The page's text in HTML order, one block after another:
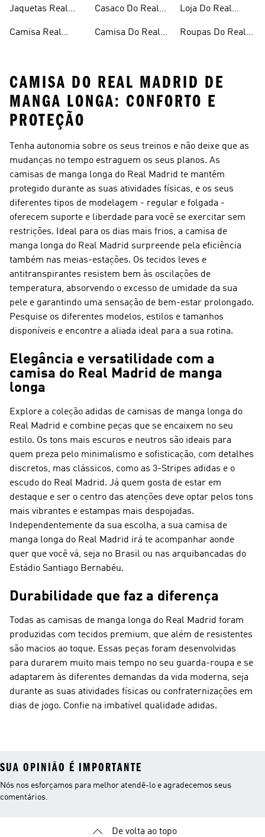
Jaquetas Real
Camisa Real
Casaco Do Real
Camisa Do Real
Loja Do Real
Roupas Do Real
CAMISA DO REAL MADRID DE
MANGA LONGA: CONFORTO E
PROTEÇÃO
Tenha autonomia sobre os seus treinos e não deixe que as
mudanças no tempo estraguem os seus planos. As
camisas de manga longa do Real Madrid te mantêm
protegido durante as suas atividades físicas, e os seus
diferentes tipos de modelagem - regular e folgada -
oferecem suporte e liberdade para você se exercitar sem
restrições. Ideal para os dias mais frios, a camisa de
manga longa do Real Madrid surpreende pela eficiência
também nas meias-estações. Os tecidos leves e
antitranspirantes resistem bem às oscilações de
temperatura, absorvendo o excesso de umidade da sua
pele e garantindo uma sensação de bem-estar prolongado.
Pesquise os diferentes modelos, estilos e tamanhos
disponíveis e encontre a aliada ideal para a sua rotina.
Elegância e versatilidade com a
camisa do Real Madrid de manga
longa
Explore a coleção adidas de camisas de manga longa do
Real Madrid e combine peças que se encaixem no seu
estilo. Os tons mais escuros e neutros são ideais para
quem preza pelo minimalismo e sofisticação, com detalhes
discretos, mas clássicos, como as 3-Stripes adidas e o
escudo do Real Madrid. Já quem gosta de estar em
destaque e ser o centro das atenções deve optar pelos tons
mais vibrantes e estampas mais despojadas.
Independentemente da sua escolha, a sua camisa de
manga longa do Real Madrid irá te acompanhar aonde
quer que você vá, seja no Brasil ou nas arquibancadas do
Estádio Santiago Bernabéu.
Durabilidade que faz a diferença
Todas as camisas de manga longa do Real Madrid foram
produzidas com tecidos premium, que além de resistentes
são macios ao toque. Essas peças foram desenvolvidas
para durarem muito mais tempo no seu guarda-roupa e se
adaptarem às diferentes demandas da vida moderna, seja
durante as suas atividades físicas ou confraternizações em
dias de jogo. Confie na imbatível qualidade adidas.
SUA OPINIÃO É IMPORTANTE
Nós nos esforçamos para melhor atendê-lo e agradecemos seus
comentários.
De volta ao topo